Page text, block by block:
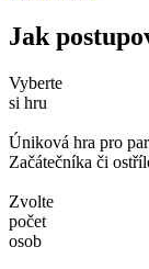
Jak
Vyberte
si hru
Úniková hra pro
Začátečníka či
Zvolte
počet
osob